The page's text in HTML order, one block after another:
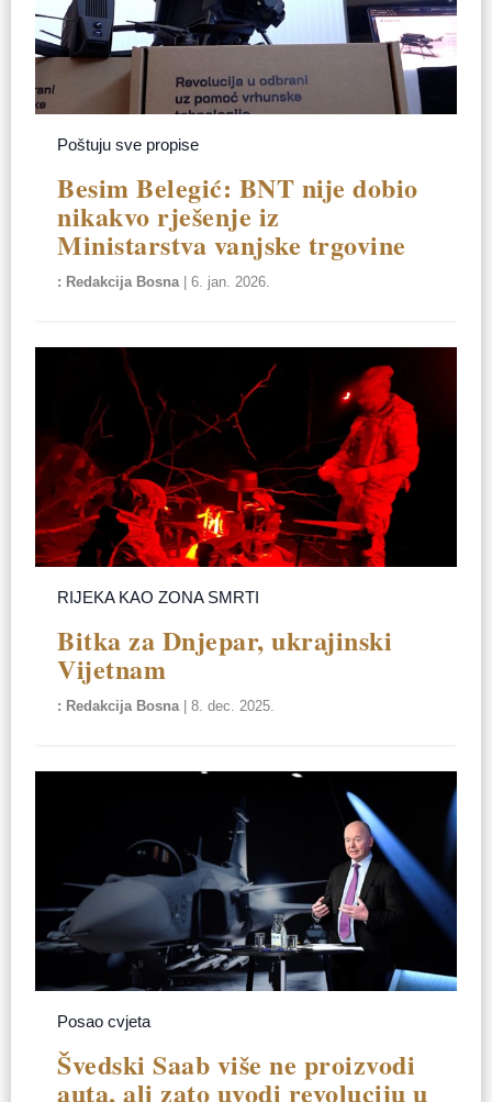
Poštuju sve propise
Besim Belegić: BNT nije dobio
nikakvo rješenje iz
Ministarstva vanjske trgovine
Redakcija Bosna|6. jan. 2026.
RIJEKA KAO ZONA SMRTI
Bitka za Dnjepar, ukrajinski
Vijetnam
Redakcija Bosna|8. dec. 2025.
Posao cvjeta
Švedski Saab više ne proizvodi
auta, ali zato uvodi revoluciju u